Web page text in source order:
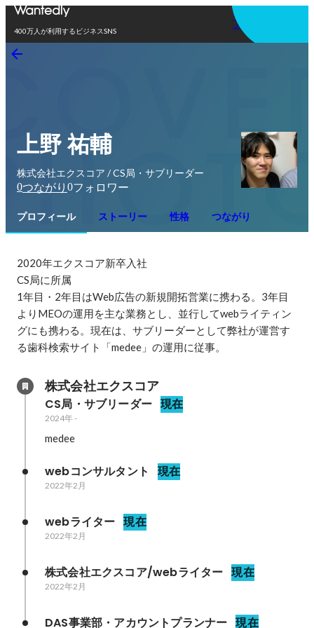
400万人が利用するビジネスSNS
アプリを使う
上野 祐輔
株式会社エクスコア / CS局・サブリーダー
0つながり 0フォロワー
プロフィール ストーリー 性格 つながり
2020年エクスコア新卒入社
CS局に所属
1年目・2年目はWeb広告の新規開拓営業に携わる。3年目
よりMEOの運用を主な業務とし、並行してwebライティン
グにも携わる。現在は、サブリーダーとして弊社が運営す
る歯科検索サイト「medee」の運用に従事。
株式会社エクスコア
CS局・サブリーダー 現在
2024年-
medee
webコンサルタント 現在
2022年2月
webライター 現在
2022年2月
株式会社エクスコア/webライター 現在
2022年2月
DAS事業部・アカウントプランナー 現在